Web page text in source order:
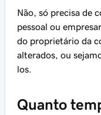
Não, só precisa de
pessoal ou
do proprietário da
alterados, ou
los.
Quanto